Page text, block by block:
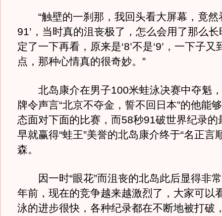
“触壁的一刹那，我回头看大屏幕，竟然
91’，当时真的沮丧极了，怎么会用了那么
定了一下再看，原来是‘8’不是‘9’，一下子
点，那种心情真的很奇妙。”
北岛康介在男子100米蛙泳决赛中夺魁，
牌令声言“北京不夺金，誓不回日本”的他能
态面对下面的比赛，而58秒91破世界纪录的
早就赢得“蛙王”美誉的北岛康介终于“名正言
森。
因一时“眼花”而沮丧的北岛此后显得非常
年前，现在的竞争越来越激烈了，大家可以
泳的进步很快，各种纪录都在不断地被打破